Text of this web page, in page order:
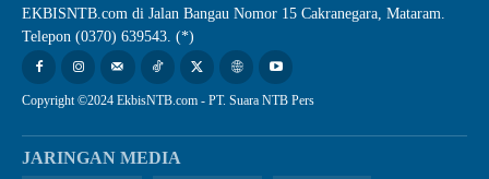
EKBISNTB.com di Jalan Bangau Nomor 15 Cakranegara, Mataram.
Telepon (0370) 639543. (*)
Copyright ©2024 EkbisNTB.com - PT. Suara NTB Pers
JARINGAN MEDIA